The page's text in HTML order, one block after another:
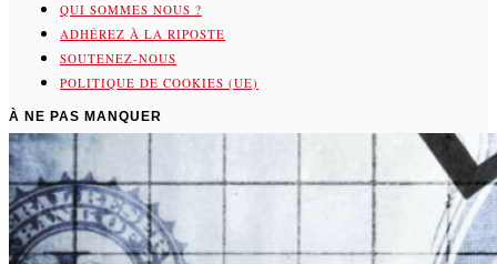
QUI SOMMES NOUS ?
ADHÉREZ À LA RIPOSTE
SOUTENEZ-NOUS
POLITIQUE DE COOKIES (UE)
À NE PAS MANQUER